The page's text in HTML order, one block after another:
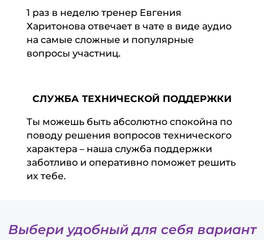
1 раз в неделю тренер Евгения
Харитонова отвечает в чате в виде аудио
на самые сложные и популярные
вопросы участниц.
СЛУЖБА ТЕХНИЧЕСКОЙ ПОДДЕРЖКИ
Ты можешь быть абсолютно спокойна по
поводу решения вопросов технического
характера – наша служба поддержки
заботливо и оперативно поможет решить
их тебе.
Выбери удобный для себя вариант